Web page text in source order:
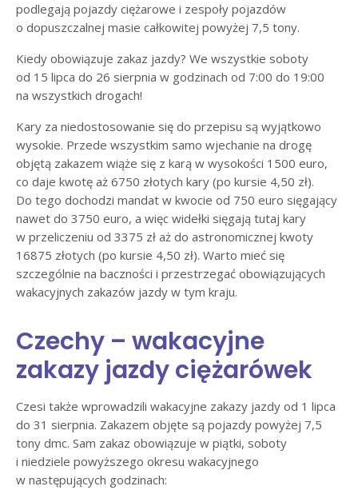
podlegają pojazdy ciężarowe i zespoły pojazdów
o dopuszczalnej masie całkowitej powyżej 7,5 tony.
Kiedy obowiązuje zakaz jazdy? We wszystkie soboty
od 15 lipca do 26 sierpnia w godzinach od 7:00 do 19:00
na wszystkich drogach!
Kary za niedostosowanie się do przepisu są wyjątkowo
wysokie. Przede wszystkim samo wjechanie na drogę
objętą zakazem wiąże się z karą w wysokości 1500 euro,
co daje kwotę aż 6750 złotych kary (po kursie 4,50 zł).
Do tego dochodzi mandat w kwocie od 750 euro sięgający
nawet do 3750 euro, a więc widełki sięgają tutaj kary
w przeliczeniu od 3375 zł aż do astronomicznej kwoty
16875 złotych (po kursie 4,50 zł). Warto mieć się
szczególnie na baczności i przestrzegać obowiązujących
wakacyjnych zakazów jazdy w tym kraju.
Czechy – wakacyjne
zakazy jazdy ciężarówek
Czesi także wprowadzili wakacyjne zakazy jazdy od 1 lipca
do 31 sierpnia. Zakazem objęte są pojazdy powyżej 7,5
tony dmc. Sam zakaz obowiązuje w piątki, soboty
i niedziele powyższego okresu wakacyjnego
w następujących godzinach: